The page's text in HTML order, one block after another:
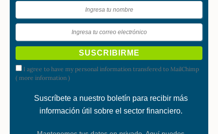
I agree to have my personal information transfered to MailChimp
(more information )
Suscríbete a nuestro boletín para recibir más
información útil sobre el sector financiero.